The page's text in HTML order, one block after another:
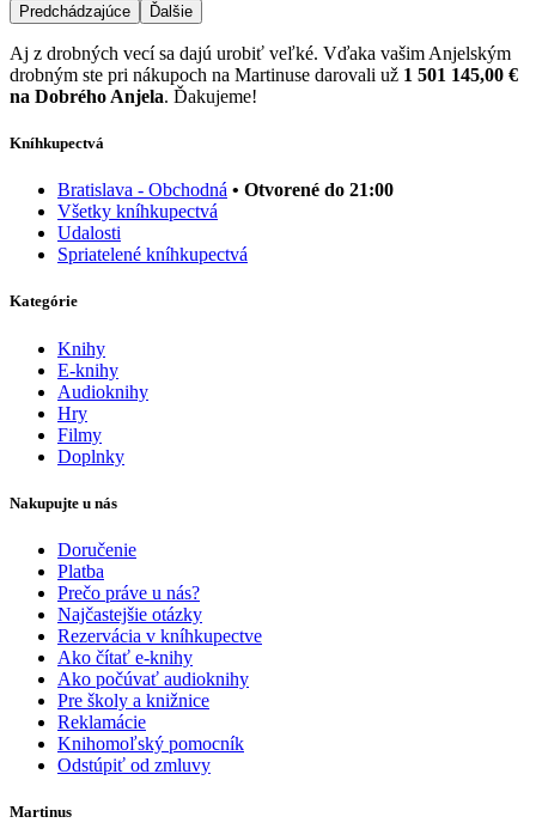
Predchádzajúce Ďalšie
Aj z drobných vecí sa dajú urobiť veľké. Vďaka vašim Anjelským
drobným ste pri nákupoch na Martinuse darovali už 1 501 145,00 €
na Dobrého Anjela. Ďakujeme!
Kníhkupectvá
Bratislava - Obchodná • Otvorené do 21:00
Všetky kníhkupectvá
Udalosti
Spriatelené kníhkupectvá
Kategórie
Knihy
E-knihy
Audioknihy
Hry
Filmy
Doplnky
Nakupujte u nás
Doručenie
Platba
Prečo práve u nás?
Najčastejšie otázky
Rezervácia v kníhkupectve
Ako čítať e-knihy
Ako počúvať audioknihy
Pre školy a knižnice
Reklamácie
Knihomoľský pomocník
Odstúpiť od zmluvy
Martinus